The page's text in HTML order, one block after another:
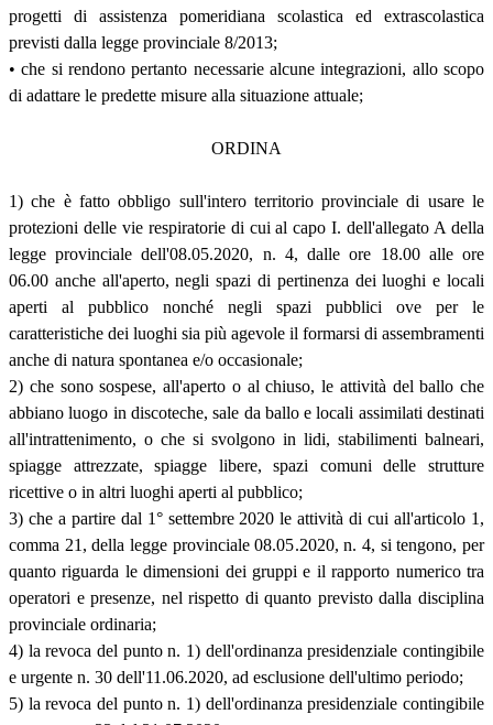
progetti di assistenza pomeridiana scolastica ed extrascolastica
previsti dalla legge provinciale 8/2013;
• che si rendono pertanto necessarie alcune integrazioni, allo scopo
di adattare le predette misure alla situazione attuale;
ORDINA
1) che è fatto obbligo sull'intero territorio provinciale di usare le
protezioni delle vie respiratorie di cui al capo I. dell'allegato A della
legge provinciale dell'08.05.2020, n. 4, dalle ore 18.00 alle ore
06.00 anche all'aperto, negli spazi di pertinenza dei luoghi e locali
aperti al pubblico nonché negli spazi pubblici ove per le
caratteristiche dei luoghi sia più agevole il formarsi di assembramenti
anche di natura spontanea e/o occasionale;
2) che sono sospese, all'aperto o al chiuso, le attività del ballo che
abbiano luogo in discoteche, sale da ballo e locali assimilati destinati
all'intrattenimento, o che si svolgono in lidi, stabilimenti balneari,
spiagge attrezzate, spiagge libere, spazi comuni delle strutture
ricettive o in altri luoghi aperti al pubblico;
3) che a partire dal 1° settembre 2020 le attività di cui all'articolo 1,
comma 21, della legge provinciale 08.05.2020, n. 4, si tengono, per
quanto riguarda le dimensioni dei gruppi e il rapporto numerico tra
operatori e presenze, nel rispetto di quanto previsto dalla disciplina
provinciale ordinaria;
4) la revoca del punto n. 1) dell'ordinanza presidenziale contingibile
e urgente n. 30 dell'11.06.2020, ad esclusione dell'ultimo periodo;
5) la revoca del punto n. 1) dell'ordinanza presidenziale contingibile